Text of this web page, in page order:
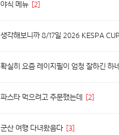
야식 메뉴 [2]
확실히 요즘 레이지필이 엄청 잘하긴 하네
파스타 먹으려고 주문했는데 [2]
군산 여행 다녀왔음다 [3]